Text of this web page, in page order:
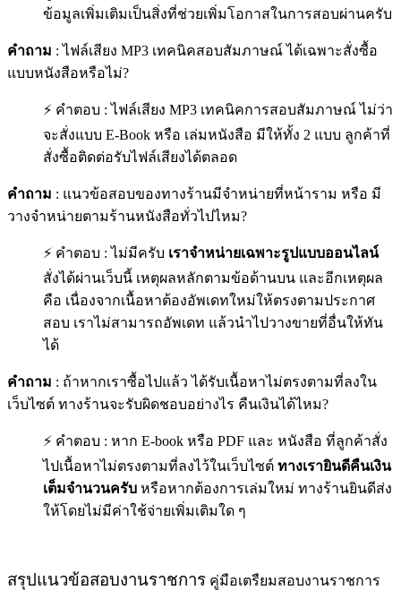
ข้อมูลเพิ่มเติมเป็นสิ่งที่ช่วยเพิ่มโอกาสในการสอบผ่านครับ
คำถาม : ไฟล์เสียง MP3 เทคนิคสอบสัมภาษณ์ ได้เฉพาะสั่งซื้อ
แบบหนังสือหรือไม่?
⚡ คำตอบ : ไฟล์เสียง MP3 เทคนิคการสอบสัมภาษณ์ ไม่ว่า
จะสั่งแบบ E-Book หรือ เล่มหนังสือ มีให้ทั้ง 2 แบบ ลูกค้าที่
สั่งซื้อติดต่อรับไฟล์เสียงได้ตลอด
คำถาม : แนวข้อสอบของทางร้านมีจำหน่ายที่หน้าราม หรือ มี
วางจำหน่ายตามร้านหนังสือทั่วไปไหม?
⚡ คำตอบ : ไม่มีครับ เราจำหน่ายเฉพาะรูปแบบออนไลน์
สั่งได้ผ่านเว็บนี้ เหตุผลหลักตามข้อด้านบน และอีกเหตุผล
คือ เนื่องจากเนื้อหาต้องอัพเดทใหม่ให้ตรงตามประกาศ
สอบ เราไม่สามารถอัพเดท แล้วนำไปวางขายที่อื่นให้ทัน
ได้
คำถาม : ถ้าหากเราซื้อไปแล้ว ได้รับเนื้อหาไม่ตรงตามที่ลงใน
เว็บไซต์ ทางร้านจะรับผิดชอบอย่างไร คืนเงินได้ไหม?
⚡ คำตอบ : หาก E-book หรือ PDF และ หนังสือ ที่ลูกค้าสั่ง
ไปเนื้อหาไม่ตรงตามที่ลงไว้ในเว็บไซต์ ทางเรายินดีคืนเงิน
เต็มจำนวนครับ หรือหากต้องการเล่มใหม่ ทางร้านยินดีส่ง
ให้โดยไม่มีค่าใช้จ่ายเพิ่มเติมใด ๆ
สรุปแนวข้อสอบงานราชการ คู่มือเตรืยมสอบงานราชการ